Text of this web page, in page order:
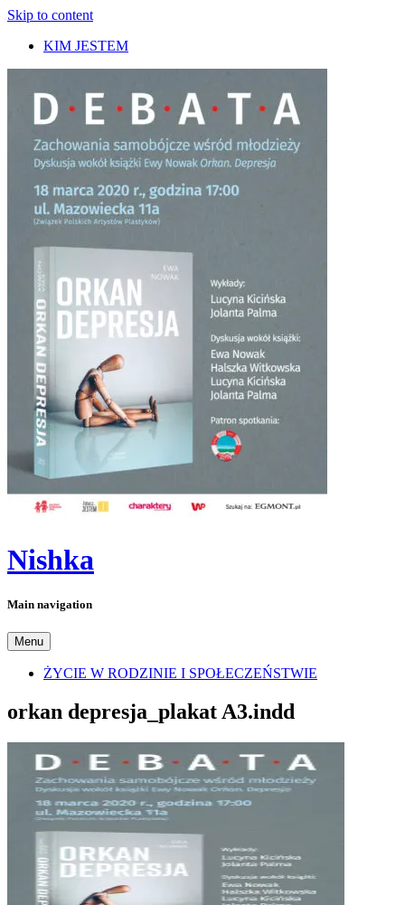
Skip to content
KIM JESTEM
Nishka
Main navigation
Menu
ŻYCIE W RODZINIE I SPOŁECZEŃSTWIE
orkan depresja_plakat A3.indd